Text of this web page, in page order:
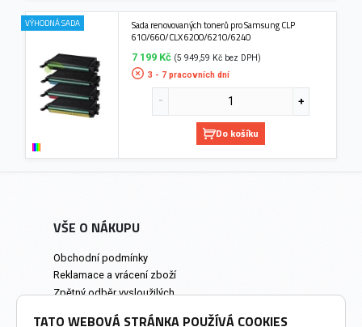
VÝHODNÁ SADA
Sada renovovaných tonerů pro Samsung CLP
610/660/CLX 6200/6210/6240
7 199 Kč (5 949,59 Kč bez DPH)
3 - 7 pracovních dní
Do košíku
VŠE O NÁKUPU
Obchodní podmínky
Reklamace a vrácení zboží
Zpětný odběr vysloužilých
TATO WEBOVÁ STRÁNKA POUŽÍVÁ COOKIES